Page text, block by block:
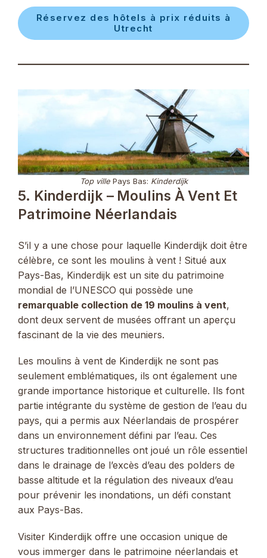
Réservez des hôtels à prix réduits à
Utrecht
Top ville Pays Bas: Kinderdijk
5. Kinderdijk – Moulins À Vent Et
Patrimoine Néerlandais
S’il y a une chose pour laquelle Kinderdijk doit être
célèbre, ce sont les moulins à vent ! Situé aux
Pays-Bas, Kinderdijk est un site du patrimoine
mondial de l’UNESCO qui possède une
remarquable collection de 19 moulins à vent,
dont deux servent de musées offrant un aperçu
fascinant de la vie des meuniers.
Les moulins à vent de Kinderdijk ne sont pas
seulement emblématiques, ils ont également une
grande importance historique et culturelle. Ils font
partie intégrante du système de gestion de l’eau du
pays, qui a permis aux Néerlandais de prospérer
dans un environnement défini par l’eau. Ces
structures traditionnelles ont joué un rôle essentiel
dans le drainage de l’excès d’eau des polders de
basse altitude et la régulation des niveaux d’eau
pour prévenir les inondations, un défi constant
aux Pays-Bas.
Visiter Kinderdijk offre une occasion unique de
vous immerger dans le patrimoine néerlandais et